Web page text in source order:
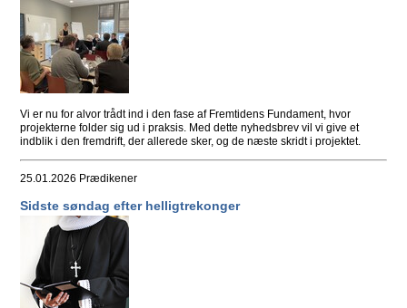
Vi er nu for alvor trådt ind i den fase af Fremtidens Fundament, hvor
projekterne folder sig ud i praksis. Med dette nyhedsbrev vil vi give et
indblik i den fremdrift, der allerede sker, og de næste skridt i projektet.
25.01.2026 Prædikener
Sidste søndag efter helligtrekonger